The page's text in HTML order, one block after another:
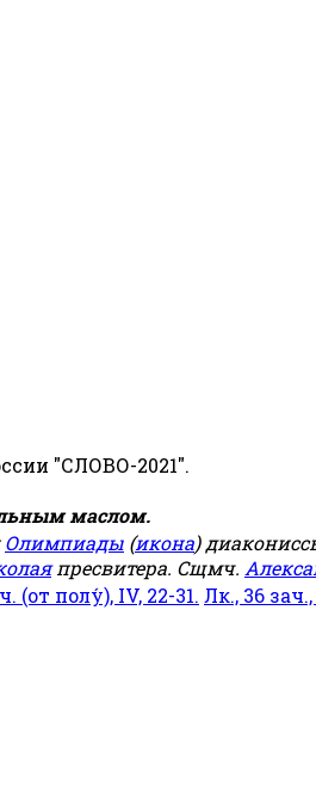
"СЛОВО-2021".
маслом.
Олимпиады (икона)
пресвитера. Сщмч.
(от полу́), IV, 22-31. Лк., 36